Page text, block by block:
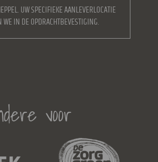
UW SPECIFIEKE AANLEVERLOCATIE
IN DE OPDRACHTBEVESTIGING.
voor